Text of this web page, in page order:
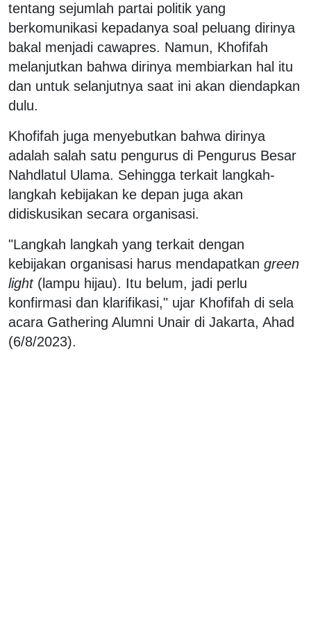
tentang sejumlah partai politik yang
berkomunikasi kepadanya soal peluang dirinya
bakal menjadi cawapres. Namun, Khofifah
melanjutkan bahwa dirinya membiarkan hal itu
dan untuk selanjutnya saat ini akan diendapkan
dulu.
Khofifah juga menyebutkan bahwa dirinya
adalah salah satu pengurus di Pengurus Besar
Nahdlatul Ulama. Sehingga terkait langkah-
langkah kebijakan ke depan juga akan
didiskusikan secara organisasi.
"Langkah langkah yang terkait dengan
kebijakan organisasi harus mendapatkan green
light(lampu hijau). Itu belum, jadi perlu
konfirmasi dan klarifikasi," ujar Khofifah di sela
acara Gathering Alumni Unair di Jakarta, Ahad
(6/8/2023).